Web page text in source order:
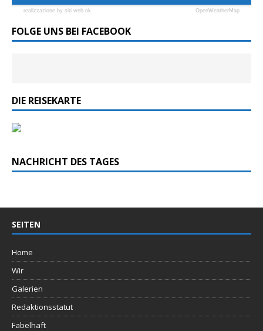
realizzazione by siti web ok OpenWeatherMap
FOLGE UNS BEI FACEBOOK
DIE REISEKARTE
NACHRICHT DES TAGES
SEITEN
Home
Wir
Galerien
Redaktionsstatut
Fabelhaft